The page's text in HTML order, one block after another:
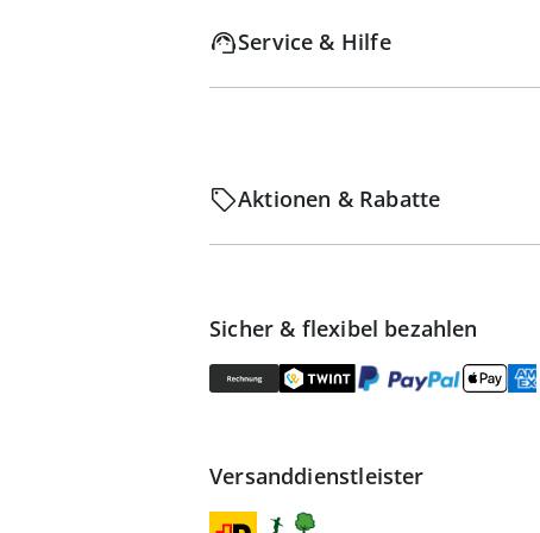
Service & Hilfe
Aktionen & Rabatte
Sicher & flexibel bezahlen
Versanddienstleister